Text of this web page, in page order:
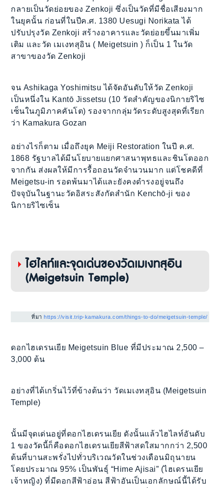
กลายเป็นวัดย่อยของ Zenkoji ซึ่งเป็นวัดที่มีชื่อเสียงมาก
ในยุคนั้น ก่อนที่ในปีค.ศ. 1380 Uesugi Norikata ได้
ปรับปรุงวัด Zenkoji สร้างอาคารและวัดย่อยขึ้นมาเพิ่ม
เติม และวัด เมเงทสุอิน ( Meigetsuin ) ก็เป็น 1 ในวัด
สาขาของวัด Zenkoji
จน Ashikaga Yoshimitsu ได้จัดอันดับให้วัด Zenkoji
เป็นหนึ่งใน Kantō Jissetsu (10 วัดสำคัญของนิกายริไซ
เซ็นในภูมิภาคคันโต) รองจากกลุ่มวัดระดับสูงสุดที่เรียก
ว่า Kamakura Gozan
อย่างไรก็ตาม เมื่อถึงยุค Meiji Restoration ในปี ค.ศ.
1868 รัฐบาลได้มีนโยบายแยกศาสนาพุทธและชินโตออก
จากกัน ส่งผลให้มีการรื้อถอนวัดจำนวนมาก แต่โชคดีที่
Meigetsu-in รอดพ้นมาได้และยังคงดำรงอยู่จนถึง
ปัจจุบันในฐานะวัดอิสระสังกัดสำนัก Kenchō-ji ของ
นิกายริไซเซ็น
ไฮไลท์และจุดเด่นของวัดเมเงทสุอิน
(Meigetsuin Temple)
ที่มาhttps://visit.trip-kamakura.com/things-to-do/meigetsuin-temple/
ดอกไฮเดรนเยีย Meigetsuin Blue ที่มีประมาณ 2,500 –
3,000 ต้น
อย่างที่ได้เกริ่นไว้ที่ข้างต้นว่า วัดเมเงทสุอิน (Meigetsuin
Temple)
นั้นมีจุดเด่นอยู่ที่ดอกไฮเดรนเยีย ดังนั้นแล้วไฮไลท์อันดับ
1 ของวัดนี้ก็คือดอกไฮเดรนเยียสีฟ้าสดใสมากกว่า 2,500
ต้นที่บานสะพรั่งไปทั่วบริเวณวัดในช่วงเดือนมิถุนายน
โดยประมาณ 95% เป็นพันธุ์ “Hime Ajisai” (ไฮเดรนเยีย
เจ้าหญิง) ที่มีดอกสีฟ้าอ่อน สีฟ้าอันเป็นเอกลักษณ์นี้ได้รับ